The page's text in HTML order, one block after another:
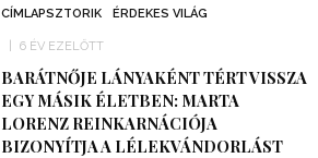
CÍMLAPSZTORIK ÉRDEKES VILÁG
6 ÉV EZELŐTT
BARÁTNŐJE LÁNYAKÉNT TÉRT VISSZA
EGY MÁSIK ÉLETBEN: MARTA
LORENZ REINKARNÁCIÓJA
BIZONYÍTJA A LÉLEKVÁNDORLÁST